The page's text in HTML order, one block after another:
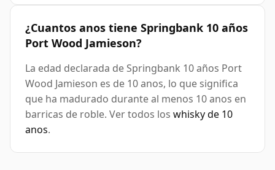
¿Cuantos anos tiene Springbank 10 años
Port Wood Jamieson?
La edad declarada de Springbank 10 años Port
Wood Jamieson es de 10 anos, lo que significa
que ha madurado durante al menos 10 anos en
barricas de roble. Ver todos los whisky de 10
anos.